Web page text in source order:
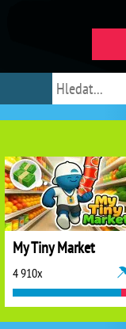
My Tiny Market
4 910x